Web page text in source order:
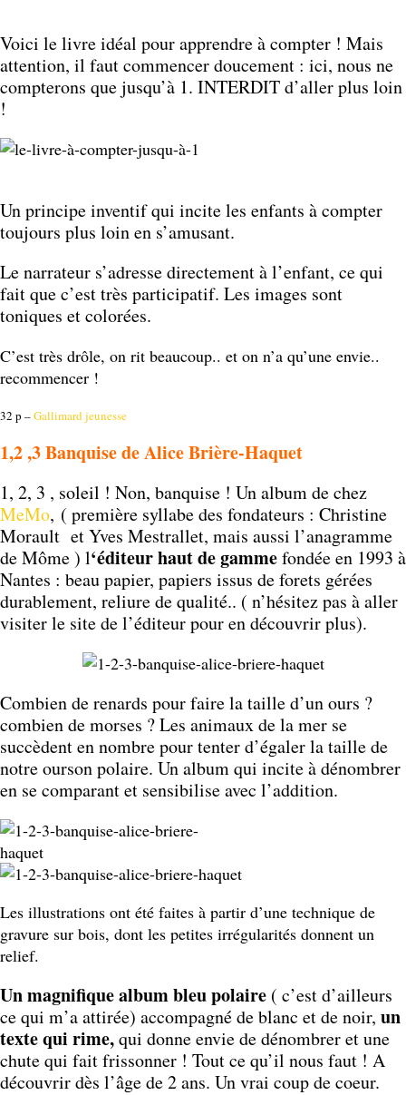
Voici le livre idéal pour apprendre à compter ! Mais
attention, il faut commencer doucement : ici, nous ne
compterons que jusqu’à 1. INTERDIT d’aller plus loin
!
Un principe inventif qui incite les enfants à compter
toujours plus loin en s’amusant.
Le narrateur s’adresse directement à l’enfant, ce qui
fait que c’est très participatif. Les images sont
toniques et colorées.
C’est très drôle, on rit beaucoup.. et on n’a qu’une envie..
recommencer !
32 p –Gallimard jeunesse
1,2 ,3 Banquise de Alice Brière-Haquet
1, 2, 3 , soleil ! Non, banquise ! Un album de chez
MeMo, ( première syllabe des fondateurs : Christine
Morault et Yves Mestrallet, mais aussi l’anagramme
de Môme ) l‘éditeur haut de gammefondée en 1993 à
Nantes : beau papier, papiers issus de forets gérées
durablement, reliure de qualité.. ( n’hésitez pas à aller
visiter le site de l’éditeur pour en découvrir plus).
Combien de renards pour faire la taille d’un ours ?
combien de morses ? Les animaux de la mer se
succèdent en nombre pour tenter d’égaler la taille de
notre ourson polaire. Un album qui incite à dénombrer
en se comparant et sensibilise avec l’addition.
Les illustrations ont été faites à partir d’une technique de
gravure sur bois, dont les petites irrégularités donnent un
relief.
Un magnifique album bleu polaire ( c’est d’ailleurs
ce qui m’a attirée) accompagné de blanc et de noir, un
texte qui rime,qui donne envie de dénombrer et une
chute qui fait frissonner ! Tout ce qu’il nous faut ! A
découvrir dès l’âge de 2 ans. Un vrai coup de coeur.